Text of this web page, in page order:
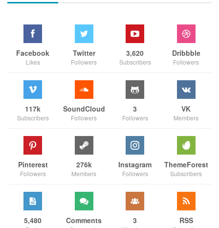
Facebook
Likes
Twitter
Followers
3,620
Subscribers
Dribbble
Followers
117k
Subscribers
SoundCloud
Followers
3
Followers
VK
Members
Pinterest
Followers
276k
Members
Instagram
Followers
ThemeForest
Subscribers
5,480 Comments 3 RSS